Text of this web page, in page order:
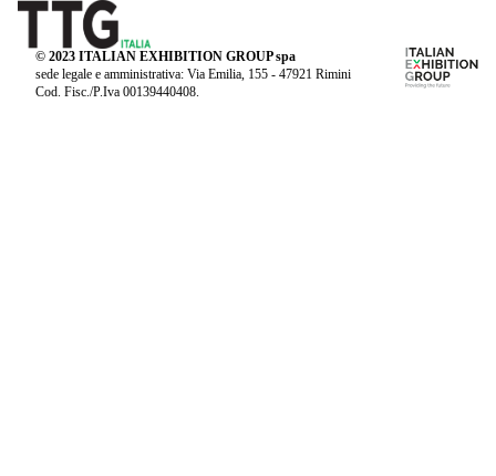
© 2023 ITALIAN EXHIBITION GROUP spa
sede legale e amministrativa: Via Emilia, 155 - 47921 Rimini
Cod. Fisc./P.Iva 00139440408.